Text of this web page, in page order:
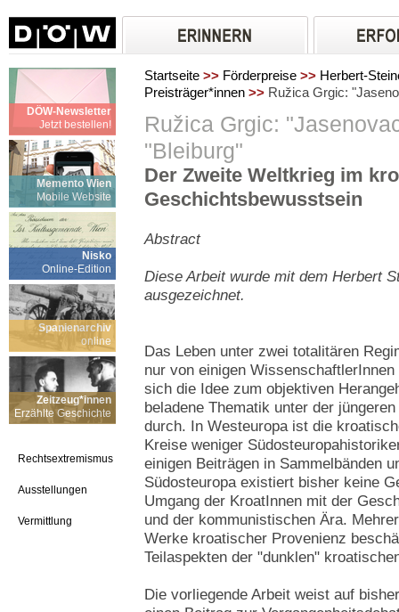
DÖW-Newsletter
Jetzt bestellen!
Memento Wien
Mobile Website
Nisko
Online-Edition
Spanienarchiv
online
Zeitzeug*innen
Erzählte Geschichte
Rechtsextremismus
Ausstellungen
Vermittlung
Startseite >> Förderpreise >> Herbert-
Preisträger*innen >> Ružica Grgic:
Ružica Grgic:
"Bleiburg"
Der Zweite Weltkrieg im
Geschichtsbewusstsein
Abstract
Diese Arbeit wurde mit dem Herbert
ausgezeichnet.
Das Leben unter zwei totalitären
nur von einigen
sich die Idee zum objektiven
beladene Thematik unter der
durch. In Westeuropa ist die
Kreise weniger
einigen Beiträgen in Sammelbänden
Südosteuropa existiert bisher keine
Umgang der KroatInnen mit der
und der kommunistischen Ära.
Werke kroatischer Provenienz
Teilaspekten der "dunklen"
Die vorliegende Arbeit weist auf